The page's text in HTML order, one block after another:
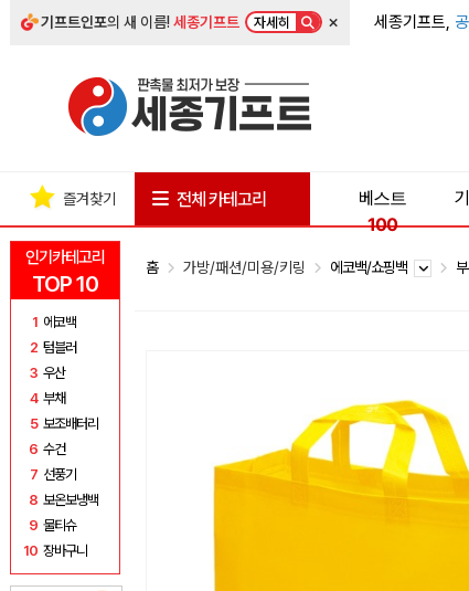
기프트인포의 새 이름!세종기프트 자세히 × 세종기프트,
인기카테고리
TOP 10
1 에코백
2 텀블러
3 우산
4 부채
5 보조배터리
6 수건
7 선풍기
8 보온보냉백
9 물티슈
10 장바구니
즐겨찾기 전체 카테고리
베스트
100
홈 가방/패션/미용/키링 에코백/쇼핑백